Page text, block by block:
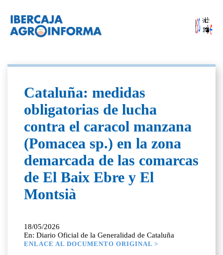
Cataluña: medidas
obligatorias de lucha
contra el caracol manzana
(Pomacea sp.) en la zona
demarcada de las comarcas
de El Baix Ebre y El
Montsià
18/05/2026
En: Diario Oficial de la Generalidad de Cataluña
ENLACE AL DOCUMENTO ORIGINAL >